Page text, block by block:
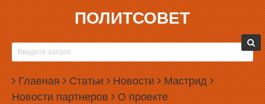
ПОЛИТСОВЕТ
Главная Статьи Новости Мастрид
Новости партнеров О проекте
10.12.2003, 14:34
ЛДПР ГОТОВО ВСТУПИТЬ В БОРЬБУ В ВЕРХ-
ИСЕТСКОМ ОКРУГЕ
«Свердловское региональное отделение ЛДПР может выставить
своего кандидата на повторных выборах депутатов